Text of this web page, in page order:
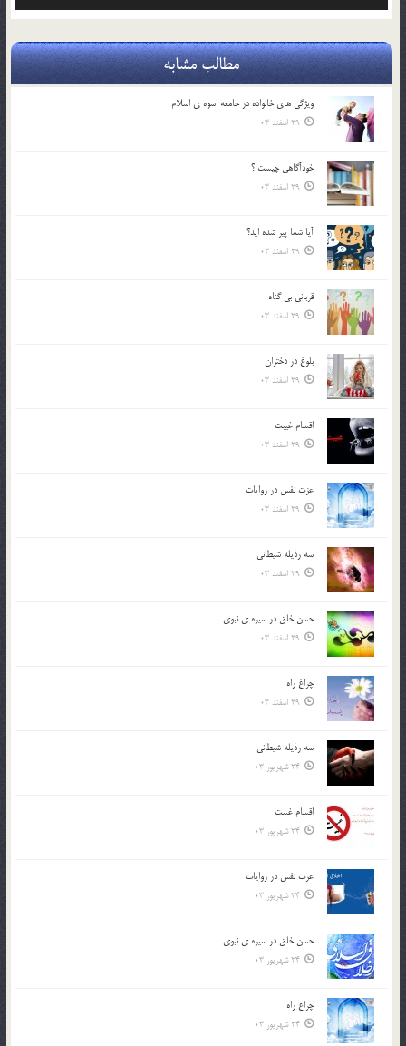
مطالب مشابه
ويژگي هاي خانواده در جامعه اسوه ي اسلام
29 اسفند 03
خودآگاهى چيست ؟
29 اسفند 03
آیا شما پیر شده اید؟
29 اسفند 03
قرباني بي گناه
29 اسفند 03
بلوغ در دختران
29 اسفند 03
اقسام غيبت
29 اسفند 03
عزت نفس در روايات
29 اسفند 03
سه رذیله شیطانی
29 اسفند 03
حسن خلق در سيره ي نبوي
29 اسفند 03
چراغ راه
29 اسفند 03
سه رذیله شیطانی
24 شهریور 03
اقسام غيبت
24 شهریور 03
عزت نفس در روايات
24 شهریور 03
حسن خلق در سيره ي نبوي
24 شهریور 03
چراغ راه
24 شهریور 03